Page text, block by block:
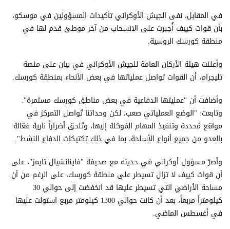
في المقابل، نفى الجيش الأوكراني تأكيدات المسؤولين في موسكو،
بأن قوات كييف أُجبرت على الانسحاب من آخر موطئ قدم لها في
منطقة كورسك الروسية.
وأعلنت هيئة الأركان العامة للجيش الأوكراني في بيان على منصة
تليجرام، أن القوات تواصل عملياتها في بعض الأنحاء بمنطقة كورسك.
وأضافت أن "عمليتها الدفاعية في بعض مناطق كورسك مستمرة".
وتابعت: "الوضع العملياتي صعب، لكن وحداتنا تُواصل التمركز في
مواقع مُحددة وتنفيذ المهام المُوكلة إليها، وتُلحق أضراراً نارية فعّالة
بالعدو من جميع أنواع الأسلحة، بما في ذلك تكتيكات الدفاع النشط".
وأصرّ مسؤول أوكراني في حديثه مع صحيفة "فاينانشيال تايمز"، على
أن قوات كييف لا تزال تسيطر على منطقة كورسك، على الرغم من أن
مساحة الأراضي التي تسيطر عليها قد انخفضت إلى حوالي 30
كيلومتراً مربعاً، بعد أن كانت حوالي 1300 كيلومتر مربع استولت عليها
في أغسطس الماضي.